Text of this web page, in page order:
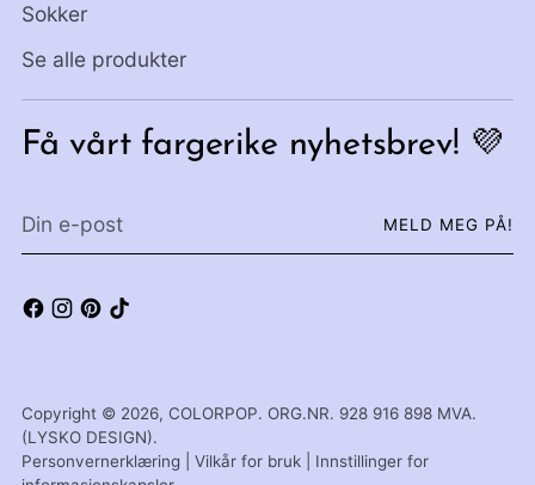
Sokker
Se alle produkter
Få vårt fargerike nyhetsbrev! 💜
e-
MELD MEG PÅ!
Copyright © 2026, COLORPOP. ORG.NR. 928 916 898 MVA.
(LYSKO DESIGN).
Personvernerklæring
Vilkår for bruk
Innstillinger for